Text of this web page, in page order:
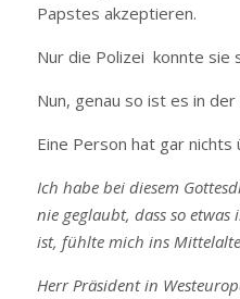
Papstes akzeptieren.
Nur die Polizei konnte sie
Nun, genau so ist es in
Eine Person hat gar
Ich habe bei diesem
nie geglaubt, dass so
ist, fühlte mich ins
Herr Präsident in